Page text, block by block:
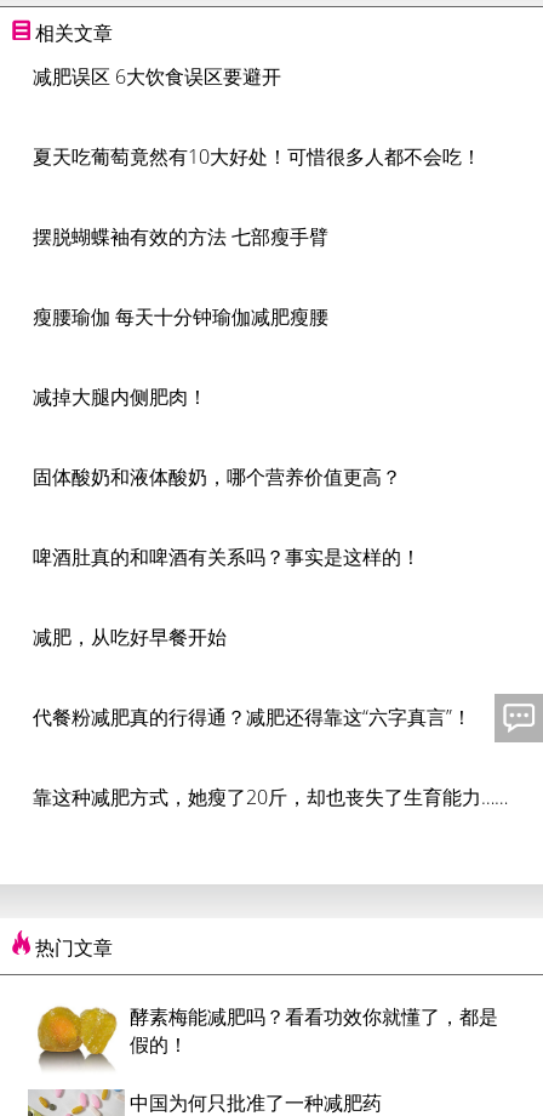
相关文章
减肥误区 6大饮食误区要避开
夏天吃葡萄竟然有10大好处！可惜很多人都不会吃！
摆脱蝴蝶袖有效的方法 七部瘦手臂
瘦腰瑜伽 每天十分钟瑜伽减肥瘦腰
减掉大腿内侧肥肉！
固体酸奶和液体酸奶，哪个营养价值更高？
啤酒肚真的和啤酒有关系吗？事实是这样的！
减肥，从吃好早餐开始
代餐粉减肥真的行得通？减肥还得靠这“六字真言”！
靠这种减肥方式，她瘦了20斤，却也丧失了生育能力……
热门文章
酵素梅能减肥吗？看看功效你就懂了，都是
假的！
中国为何只批准了一种减肥药